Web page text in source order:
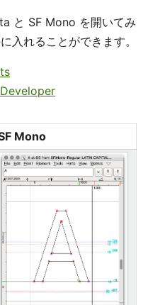
と SF Mono を開いてみ
入れることができます。
Mono